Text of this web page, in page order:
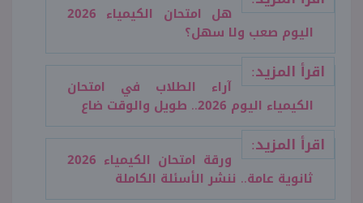
ملفات
منوعات
هل امتحان الكيمياء 2026
اليوم صعب ولا سهل؟
اقرأ المزيد:
آراء الطلاب في امتحان
الكيمياء اليوم 2026.. طويل والوقت ضاع
اقرأ المزيد:
ورقة امتحان الكيمياء 2026
ثانوية عامة.. ننشر الأسئلة الكاملة